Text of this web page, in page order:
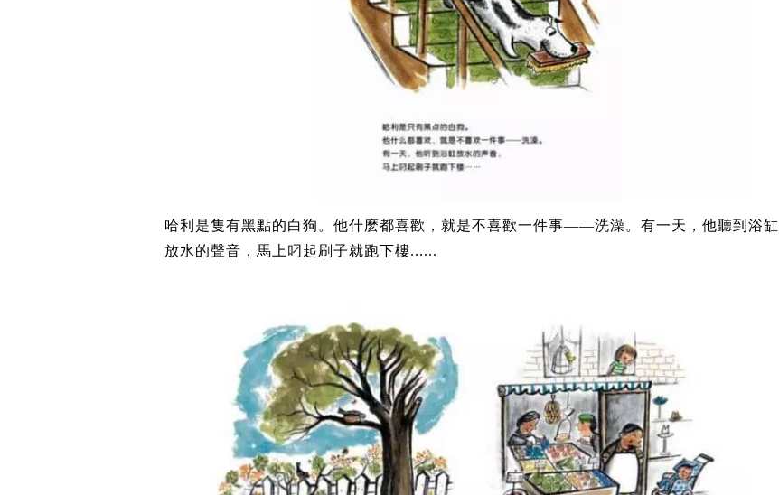
哈利是隻有黑點的白狗。他什麽都喜歡，就是不喜歡一件事——洗澡。有一天，他聽到浴缸
放水的聲音，馬上叼起刷子就跑下樓......